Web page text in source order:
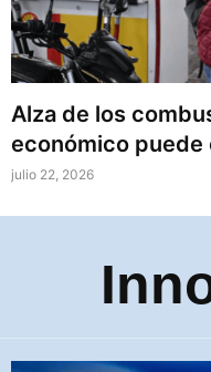
Alza de los
económico puede
julio 22, 2026